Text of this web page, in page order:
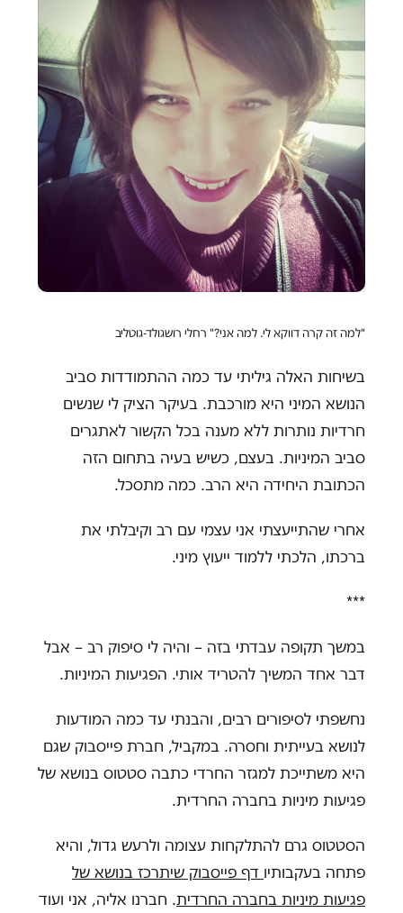
"למה זה קרה דווקא לי. למה אני?" רחלי רושגולד-גוטליב
בשיחות האלה גיליתי עד כמה ההתמודדות סביב
הנושא המיני היא מורכבת. בעיקר הציק לי שנשים
חרדיות נותרות ללא מענה בכל הקשור לאתגרים
סביב המיניות. בעצם, כשיש בעיה בתחום הזה
הכתובת היחידה היא הרב. כמה מתסכל.
אחרי שהתייעצתי אני עצמי עם רב וקיבלתי את
ברכתו, הלכתי ללמוד ייעוץ מיני.
***
במשך תקופה עבדתי בזה – והיה לי סיפוק רב – אבל
דבר אחד המשיך להטריד אותי. הפגיעות המיניות.
נחשפתי לסיפורים רבים, והבנתי עד כמה המודעות
לנושא בעייתית וחסרה. במקביל, חברת פייסבוק שגם
היא משתייכת למגזר החרדי כתבה סטטוס בנושא של
פגיעות מיניות בחברה החרדית.
הסטטוס גרם להתלקחות עצומה ולרעש גדול, והיא
פתחה בעקבותיו דף פייסבוק שיתרכז בנושא של
פגיעות מיניות בחברה החרדית. חברנו אליה, אני ועוד